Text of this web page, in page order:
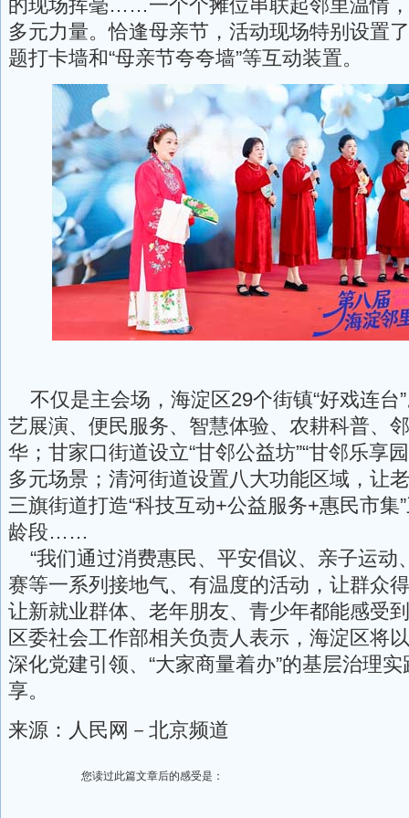
的现场挥毫……一个个摊位串联起邻里温情
多元力量。恰逢母亲节，活动现场特别设置
题打卡墙和“母亲节夸夸墙”等互动装置。
不仅是主会场，海淀区29个街镇“好戏连台
艺展演、便民服务、智慧体验、农耕科普、
华；甘家口街道设立“甘邻公益坊”“甘邻乐享
多元场景；清河街道设置八大功能区域，让
三旗街道打造“科技互动+公益服务+惠民市集
龄段……
“我们通过消费惠民、平安倡议、亲子运动
赛等一系列接地气、有温度的活动，让群众
让新就业群体、老年朋友、青少年都能感受
区委社会工作部相关负责人表示，海淀区将
深化党建引领、“大家商量着办”的基层治理
享。
来源：人民网－北京频道
您读过此篇文章后的感受是：